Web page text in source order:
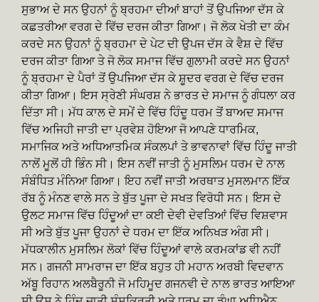
ਸੁਭਾਅ ਦੇ ਸਨ ਉਹਨਾਂ ਨੂੰ ਬ੍ਰਹਮਾ ਦੀਆਂ ਬਾਹਾਂ ਤੋਂ ਉਪਜਿਆ ਦੱਸ ਕੇ
ਕਛਤਰੀਆ ਵਰਗ ਦੇ ਵਿੱਚ ਦਰਜ ਕੀਤਾ ਗਿਆ। ਜੋ ਲੋਕ ਖੇਤੀ ਦਾ ਕੰਮ
ਕਰਦੇ ਸਨ ਉਹਨਾਂ ਨੂੰ ਬ੍ਰਹਮਾ ਦੇ ਪੇਟ ਦੀ ਉਪਜ ਦੱਸ ਕੇ ਵੈਸ਼ ਦੇ ਵਿੱਚ
ਦਰਜ ਕੀਤਾ ਗਿਆ ਤੇ ਜੋ ਲੋਕ ਸਮਾਜ ਵਿੱਚ ਗੁਲਾਮੀ ਕਰਦੇ ਸਨ ਉਹਨਾਂ
ਨੂੰ ਬ੍ਰਹਮਾ ਦੇ ਪੈਰਾਂ ਤੋਂ ਉਪਜਿਆ ਦੱਸ ਕੇ ਸ਼ੂਦਰ ਵਰਗ ਦੇ ਵਿੱਚ ਦਰਜ
ਕੀਤਾ ਗਿਆ। ਇਸ ਸ੍ਰੇਣੀ ਸੰਘਰਸ਼ ਨੇ ਭਾਰਤ ਦੇ ਸਮਾਜ ਨੂੰ ਗੰਧਲਾ ਕਰ
ਦਿੱਤਾ ਸੀ। ਮੱਧ ਕਾਲ ਦੇ ਸਮੇਂ ਦੇ ਵਿੱਚ ਹਿੰਦੂ ਧਰਮ ਤੋਂ ਬਾਅਦ ਸਮਾਜ
ਵਿੱਚ ਅਜਿਹੀ ਜਾਤੀ ਦਾ ਪ੍ਰਵੇਸ਼ ਹੋਇਆ ਜੋ ਆਪਣੇ ਧਾਰਮਿਕ,
ਸਮਾਜਿਕ ਅਤੇ ਅਧਿਆਤਮਿਕ ਸੰਕਲਪਾਂ ਤੇ ਭਾਵਨਾਵਾਂ ਵਿੱਚ ਹਿੰਦੂ ਜਾਤੀ
ਨਾਲੋਂ ਮੂਲੋਂ ਹੀ ਭਿੰਨ ਸੀ। ਇਸ ਨਵੀਂ ਜਾਤੀ ਨੂੰ ਮੁਸਲਿਮ ਧਰਮ ਦੇ ਨਾਲ
ਸੰਬੰਧਿਤ ਮੰਨਿਆ ਗਿਆ। ਇਹ ਨਵੀਂ ਜਾਤੀ ਅਰਥਾਤ ਮੁਸਲਮਾਨ ਇੱਕ
ਰੱਬ ਨੂੰ ਮੰਨਣ ਵਾਲੇ ਸਨ ਤੇ ਬੁੱਤ ਪੂਜਾ ਦੇ ਸਖਤ ਵਿਰੋਧੀ ਸਨ। ਇਸ ਦੇ
ਉਲਟ ਸਮਾਜ ਵਿੱਚ ਹਿੰਦੂਆਂ ਦਾ ਕਈ ਦੇਵੀ ਦੇਵਤਿਆਂ ਵਿੱਚ ਵਿਸ਼ਵਾਸ
ਸੀ ਅਤੇ ਬੁੱਤ ਪੂਜਾ ਉਹਨਾਂ ਦੇ ਧਰਮ ਦਾ ਇੱਕ ਅਨਿਖੜ ਅੰਗ ਸੀ।
ਮੱਧਕਾਲੀਨ ਮੁਸਲਿਮ ਲੋਕਾਂ ਵਿੱਚ ਹਿੰਦੂਆਂ ਵਾਲੇ ਕਰਮਕਾਂਡ ਵੀ ਨਹੀਂ
ਸਨ। ਗਜਨੀ ਸਾਮਰਾਜ ਦਾ ਇੱਕ ਬਹੁਤ ਹੀ ਮਹਾਨ ਅਰਬੀ ਵਿਦਵਾਨ
ਅੱਬੂ ਰਿਹਾਨ ਅਲਬੈਰੂਨੀ ਜੋ ਮਹਿਮੂਦ ਗਜਨਵੀ ਦੇ ਨਾਲ ਭਾਰਤ ਆਇਆ